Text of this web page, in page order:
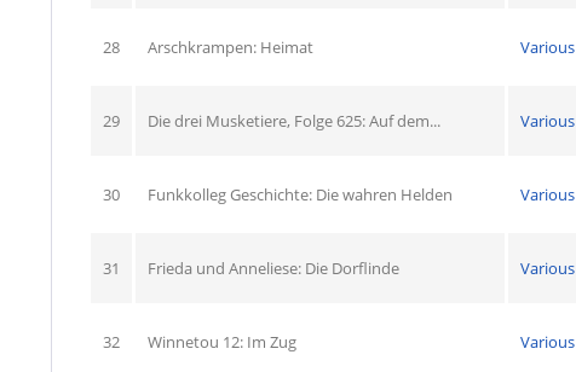
28 Arschkrampen: Heimat Various
29 Die drei Musketiere, Folge 625: Auf dem... Various
30 Funkkolleg Geschichte: Die wahren Helden Various
31 Frieda und Anneliese: Die Dorflinde Various
32 Winnetou 12: Im Zug Various